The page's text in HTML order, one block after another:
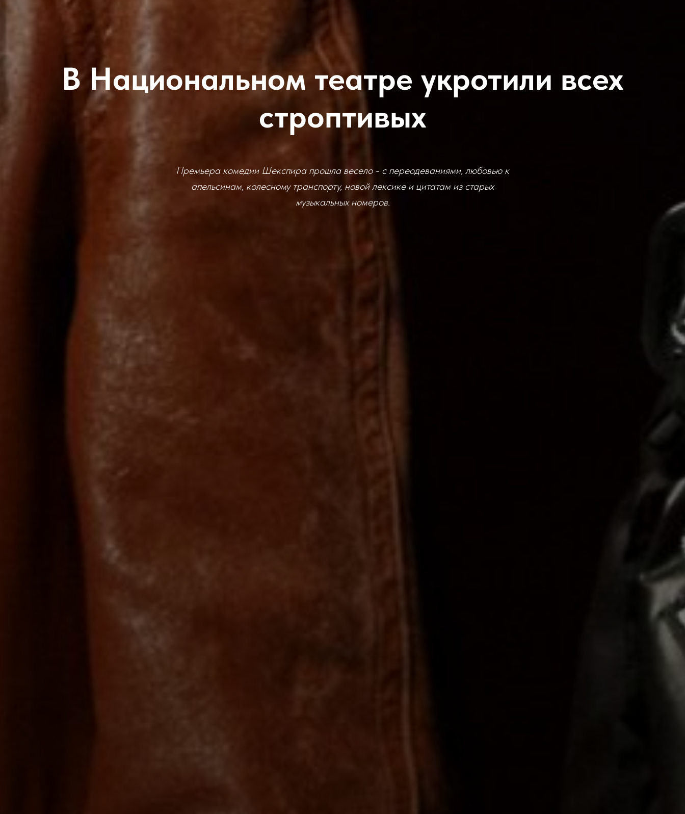
В Национальном театре укротили всех
строптивых
Премьера комедии Шекспира прошла весело - с переодеваниями, любовью к
апельсинам, колесному транспорту, новой лексике и цитатам из старых
музыкальных номеров.